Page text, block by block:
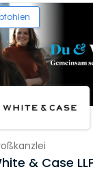
von
& Case